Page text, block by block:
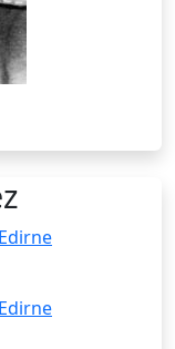
Edirne
Edirne